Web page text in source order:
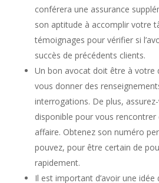
conférera une assurance
son aptitude à accomplir votre
témoignages pour vérifier si
succès de précédents clients.
Un bon avocat doit être à votre
vous donner des
interrogations. De plus,
disponible pour vous
affaire. Obtenez son numéro
pouvez, pour être certain de
rapidement.
Il est important d’avoir une idée